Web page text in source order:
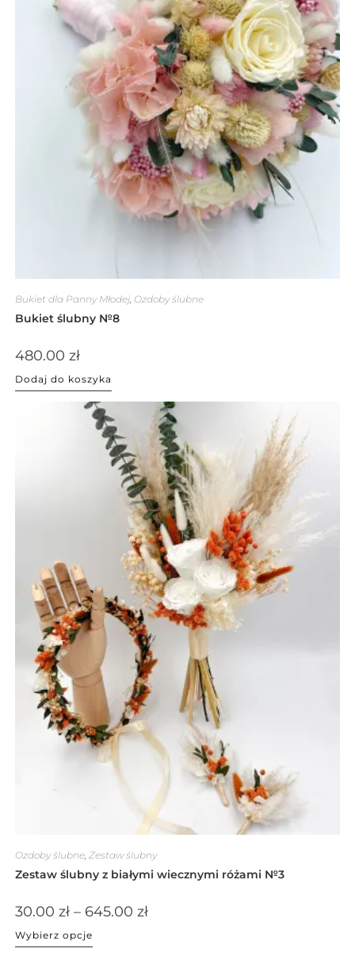
Bukiet dla Panny Młodej, Ozdoby ślubne
Bukiet ślubny №8
480.00 zł
Dodaj do koszyka
Ozdoby ślubne, Zestaw ślubny
Zestaw ślubny z białymi wiecznymi różami №3
30.00 zł – 645.00 zł
Wybierz opcje